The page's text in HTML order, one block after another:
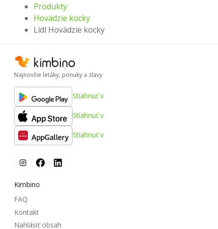
Produkty
Hovädzie kocky
Lidl Hovädzie kocky
Najnovšie letáky, ponuky a zľavy
Stiahnuť v
Stiahnuť v
Stiahnuť v
Kimbino
FAQ
Kontakt
Nahlásiť obsah